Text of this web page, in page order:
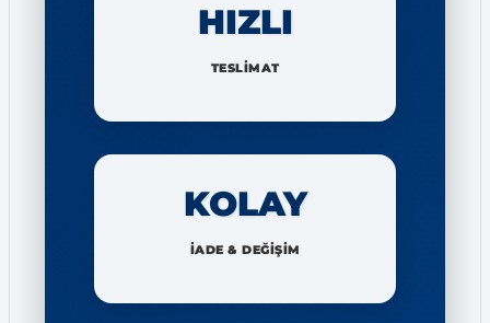
HIZLI
TESLİMAT
KOLAY
İADE & DEĞİŞİM